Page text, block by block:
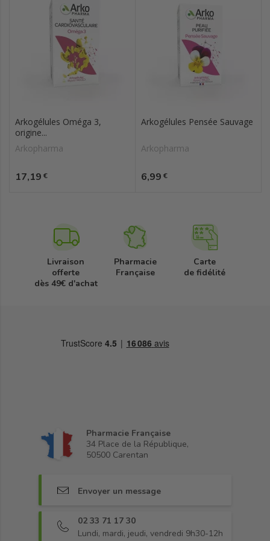
Arkogélules Oméga 3,
origine...
Arkopharma
Prix
17,19 €
Arkogélules Pensée Sauvage
Arkopharma
Prix
6,99 €
Livraison
offerte
dès 49€ d'achat
Pharmacie
Française
Carte
de fidélité
Pharmacie Française
34 Place de la République,
50500 Carentan
Envoyer un message
02 33 71 17 30
Lundi, mardi, jeudi, vendredi 9h30-12h